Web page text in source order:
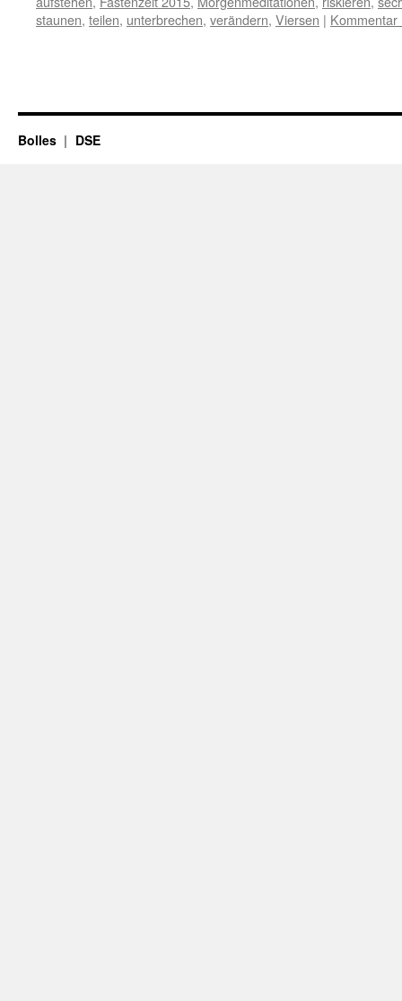
staunen, teilen, unterbrechen, verändern, Viersen | Kommentar
Bolles DSE